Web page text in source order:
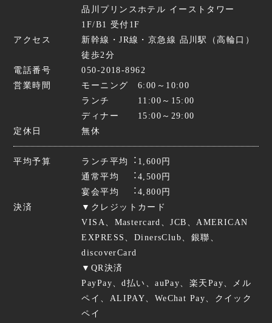
品川プリンスホテル イーストタワー
1F/B1 受付1F
アクセス
新幹線・JR線・京急線 品川駅（高輪口）
徒歩2分
電話番号
050-2018-8962
営業時間
モーニング 6:00～10:00
ランチ 11:00～15:00
ディナー 15:00～29:00
定休日
無休
平均予算
ランチ平均︓1,600円
通常平均 ︓4,500円
宴会平均 ︓4,800円
決済
▼クレジットカード
VISA、Mastercard、JCB、AMERICAN
EXPRESS、DinersClub、銀聯、
discoverCard
▼QR決済
PayPay、d払い、auPay、楽天Pay、メル
ペイ、ALIPAY、WeChat Pay、クイック
ペイ